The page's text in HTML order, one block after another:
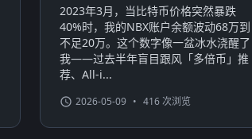
2023年3月，当比特币价格突然暴跌
40%时，我的NBX账户余额波动68万到
不足20万。这个数字像一盆冰水浇醒了
我——过去半年盲目跟风「多倍币」推
荐、All-i...
2026-05-09 • 416 次浏览